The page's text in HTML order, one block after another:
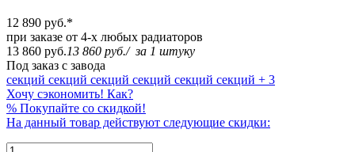
12 890 руб.*
при заказе от 4-х любых радиаторов
13 860 руб.13 860 руб./за 1 штуку
Под заказ с завода
секций секций секций секций секций секций + 3
Хочу сэкономить! Как?
% Покупайте со скидкой!
На данный товар действуют следующие скидки: